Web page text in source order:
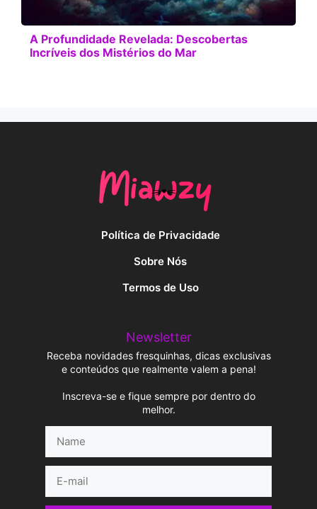
A Profundidade Revelada: Descobertas
Incríveis dos Mistérios do Mar
Política de Privacidade
Sobre Nós
Termos de Uso
Newsletter
Receba novidades fresquinhas, dicas exclusivas
e conteúdos que realmente valem a pena!
Inscreva-se e fique sempre por dentro do
melhor.
mail